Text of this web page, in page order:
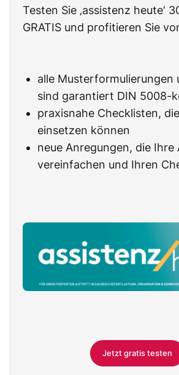
Testen Sie ‚assistenz heute‘
GRATIS und profitieren Sie
alle Musterformulierungen
sind garantiert DIN 5008-
praxisnahe Checklisten,
einsetzen können
neue Anregungen, die Ihre
vereinfachen und Ihren
Jetzt gratis testen